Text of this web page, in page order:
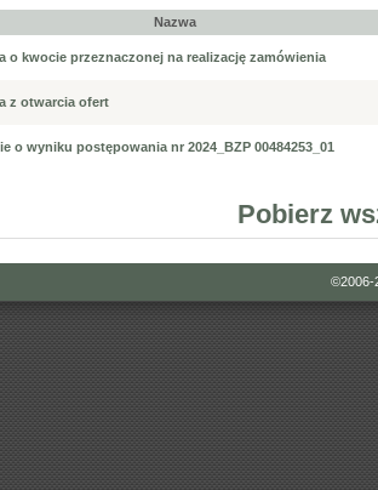
Nazwa
o kwocie przeznaczonej na realizację zamówienia
z otwarcia ofert
o wyniku postępowania nr 2024_BZP 00484253_01
Pobierz
©2006-